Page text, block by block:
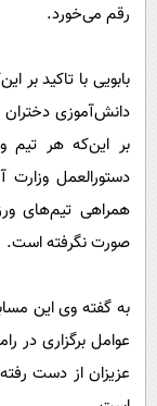
رقم می‌خورد.
بابویی با تاکید بر
دانش‌آموزی
بر این‌که هر تیم
دستورالعمل
همراهی تیم‌های
صورت نگرفته است.
به گفته وی این
عوامل برگزاری در